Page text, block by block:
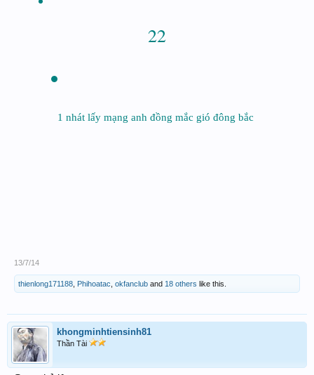
22
1 nhát lấy mạng anh đồng mắc gió đông bắc
13/7/14
thienlong171188 Phihoatac okfanclub and 18 others like this.
khongminhtiensinh81
Thần Tài